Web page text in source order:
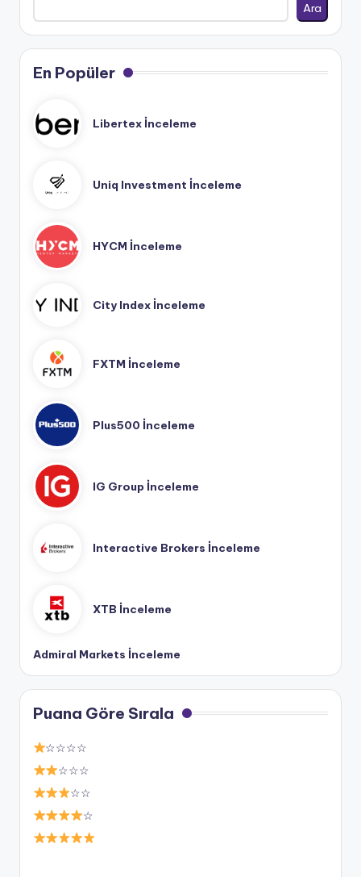
Ara
En Popüler
Libertex İnceleme
Uniq Investment İnceleme
HYCM İnceleme
City Index İnceleme
FXTM İnceleme
Plus500 İnceleme
IG Group İnceleme
Interactive Brokers İnceleme
XTB İnceleme
Admiral Markets İnceleme
Puana Göre Sırala
☆☆☆☆
☆☆☆
☆☆
☆